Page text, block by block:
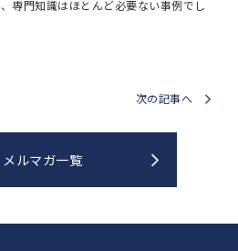
専門知識はほとんど必要ない事例でし
メルマガ一覧
次の記事へ